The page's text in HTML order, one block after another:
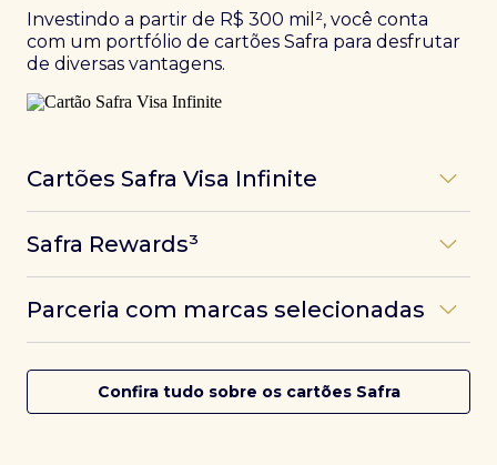
Investindo a partir de R$ 300 mil², você conta
com um portfólio de cartões Safra para desfrutar
de diversas vantagens.
Cartões Safra Visa Infinite
experiências refinadas a benefícios únicos, como
converte seus investimentos em limite no cartão e
conta com acesso a mais de 1.400 salas VIP Dragon
Pass ao redor do mundo.
Safra Rewards³
das melhores pontuações do mercado.
Parceria com marcas selecionadas
cartões Safra.
Confira tudo sobre os cartões Safra